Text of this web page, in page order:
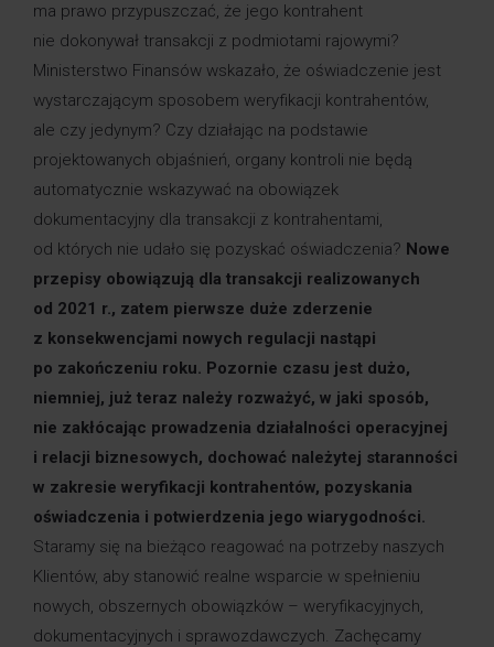
ma prawo przypuszczać, że jego kontrahent
nie dokonywał transakcji z podmiotami rajowymi?
Ministerstwo Finansów wskazało, że oświadczenie jest
wystarczającym sposobem weryfikacji kontrahentów,
ale czy jedynym? Czy działając na podstawie
projektowanych objaśnień, organy kontroli nie będą
automatycznie wskazywać na obowiązek
dokumentacyjny dla transakcji z kontrahentami,
od których nie udało się pozyskać oświadczenia? Nowe
przepisy obowiązują dla transakcji realizowanych
od 2021 r., zatem pierwsze duże zderzenie
z konsekwencjami nowych regulacji nastąpi
po zakończeniu roku. Pozornie czasu jest dużo,
niemniej, już teraz należy rozważyć, w jaki sposób,
nie zakłócając prowadzenia działalności operacyjnej
i relacji biznesowych, dochować należytej staranności
w zakresie weryfikacji kontrahentów, pozyskania
oświadczenia i potwierdzenia jego wiarygodności.
Staramy się na bieżąco reagować na potrzeby naszych
Klientów, aby stanowić realne wsparcie w spełnieniu
nowych, obszernych obowiązków – weryfikacyjnych,
dokumentacyjnych i sprawozdawczych. Zachęcamy